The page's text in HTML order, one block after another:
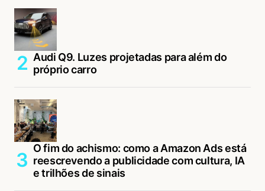
Audi Q9. Luzes projetadas para além do
próprio carro
O fim do achismo: como a Amazon Ads está
reescrevendo a publicidade com cultura, IA
e trilhões de sinais